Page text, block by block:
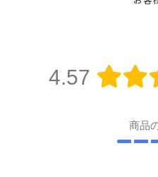
4.57
商品